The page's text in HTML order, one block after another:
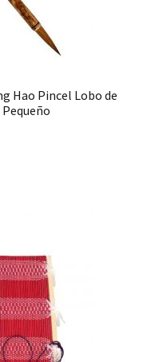
Hao Pincel Lobo de